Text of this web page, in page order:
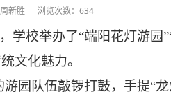
新胜 浏览次数：634
学校举办了“端阳花灯游园
文化魅力。
园队伍敲锣打鼓，手提“龙